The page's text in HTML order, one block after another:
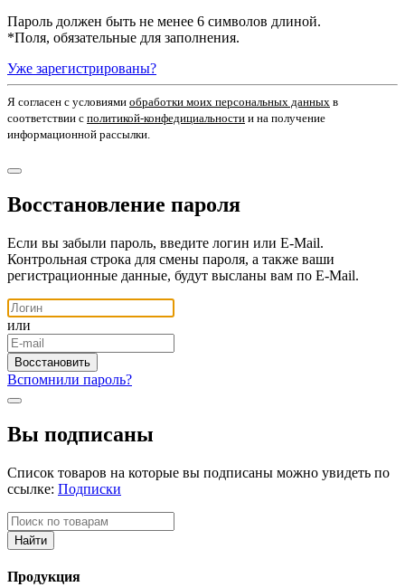
Пароль должен быть не менее 6 символов длиной.
*Поля, обязательные для заполнения.
Уже зарегистрированы?
Я согласен c условиями обработки моих персональных данных в
соответствии с политикой-конфедициальности и на получение
информационной рассылки.
Восстановление пароля
Если вы забыли пароль, введите логин или E-Mail.
Контрольная строка для смены пароля, а также ваши
регистрационные данные, будут высланы вам по E-Mail.
или
Вспомнили пароль?
Вы подписаны
Список товаров на которые вы подписаны можно увидеть по
ссылке: Подписки
Продукция